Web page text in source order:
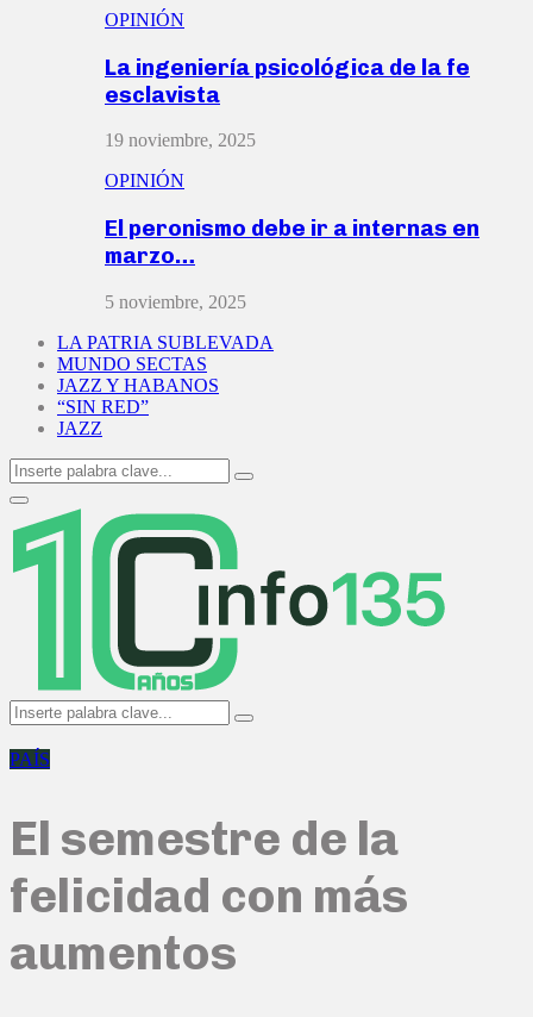
OPINIÓN
La ingeniería psicológica de la fe
esclavista
19 noviembre, 2025
OPINIÓN
El peronismo debe ir a internas en
marzo…
5 noviembre, 2025
LA PATRIA SUBLEVADA
MUNDO SECTAS
JAZZ Y HABANOS
“SIN RED”
JAZZ
Search
for:
Search
Primary
Menu
Search
for:
Search
PAÍS
El semestre de la
felicidad con más
aumentos